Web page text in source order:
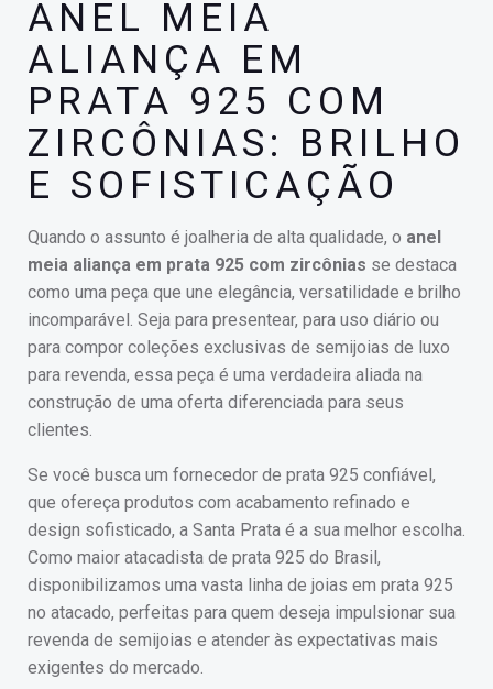
ANEL MEIA
ALIANÇA EM
PRATA 925 COM
ZIRCÔNIAS: BRILHO
E SOFISTICAÇÃO
Quando o assunto é joalheria de alta qualidade, o anel
meia aliança em prata 925 com zircônias se destaca
como uma peça que une elegância, versatilidade e brilho
incomparável. Seja para presentear, para uso diário ou
para compor coleções exclusivas de semijoias de luxo
para revenda, essa peça é uma verdadeira aliada na
construção de uma oferta diferenciada para seus
clientes.
Se você busca um fornecedor de prata 925 confiável,
que ofereça produtos com acabamento refinado e
design sofisticado, a Santa Prata é a sua melhor escolha.
Como maior atacadista de prata 925 do Brasil,
disponibilizamos uma vasta linha de joias em prata 925
no atacado, perfeitas para quem deseja impulsionar sua
revenda de semijoias e atender às expectativas mais
exigentes do mercado.